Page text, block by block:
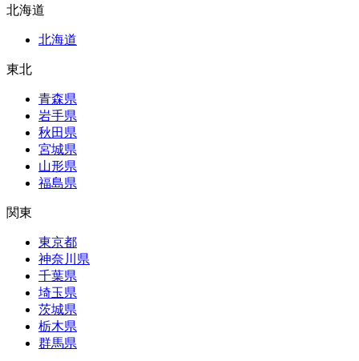
北海道
北海道
東北
青森県
岩手県
秋田県
宮城県
山形県
福島県
関東
東京都
神奈川県
千葉県
埼玉県
茨城県
栃木県
群馬県